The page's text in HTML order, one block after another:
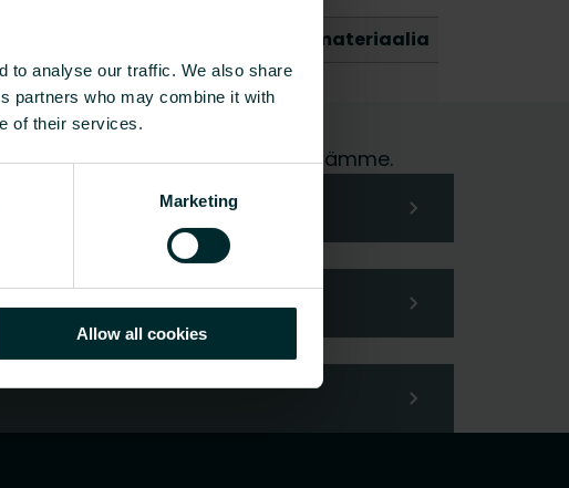
to analyse our traffic. We also share
partners who may combine it with
of their services.
Marketing
Allow all cookies
CO2/Kg ekvivalentti per kg materiaalia
-
me hoidamme pyyntösi mielellämme.